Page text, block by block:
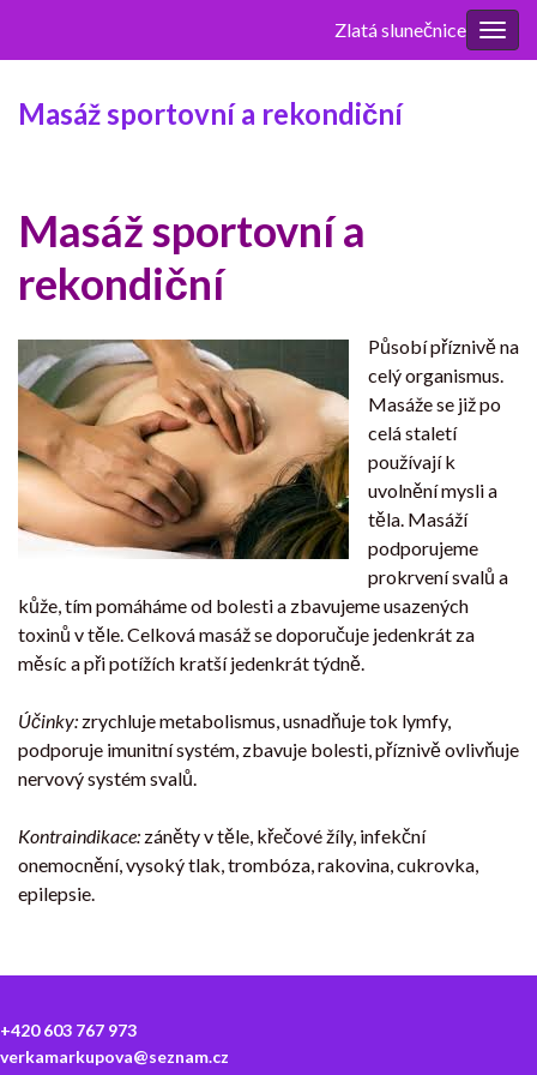
Zlatá slunečnice
Masáž sportovní a rekondiční
Masáž sportovní a
rekondiční
Působí příznivě na
celý organismus.
Masáže se již po
celá staletí
používají k
uvolnění mysli a
těla. Masáží
podporujeme
prokrvení svalů a
kůže, tím pomáháme od bolesti a zbavujeme usazených
toxinů v těle. Celková masáž se doporučuje jedenkrát za
měsíc a při potížích kratší jedenkrát týdně.
Účinky: zrychluje metabolismus, usnadňuje tok lymfy,
podporuje imunitní systém, zbavuje bolesti, příznivě ovlivňuje
nervový systém svalů.
Kontraindikace: záněty v těle, křečové žíly, infekční
onemocnění, vysoký tlak, trombóza, rakovina, cukrovka,
epilepsie.
+420 603 767 973
verkamarkupova@seznam.cz